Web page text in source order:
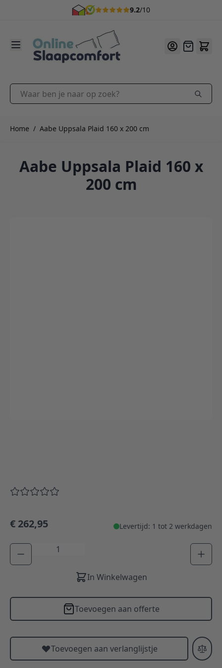
9.2/10
Offerte
Waar ben je naar op zoek?
Home / Aabe Uppsala Plaid 160 x 200 cm
Aabe Uppsala Plaid 160 x
200 cm
€ 262,95 Levertijd: 1 tot 2 werkdagen
Aantal
In Winkelwagen
Toevoegen aan offerte
Toevoegen aan verlanglijstje